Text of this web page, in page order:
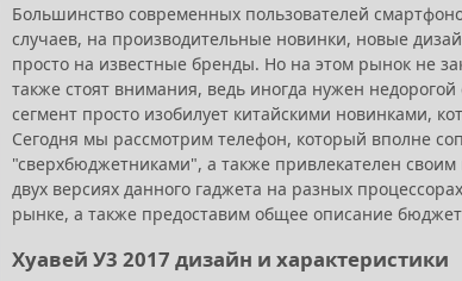
Большинство современных пользователей
случаев, на производительные новинки, новые
просто на известные бренды. Но на этом рынок не
также стоят внимания, ведь иногда нужен
сегмент просто изобилует китайскими новинками,
Сегодня мы рассмотрим телефон, который вполне
"сверхбюджетниками", а также привлекателен
двух версиях данного гаджета на разных
рынке, а также предоставим общее описание
Хуавей У3 2017 дизайн и характеристики